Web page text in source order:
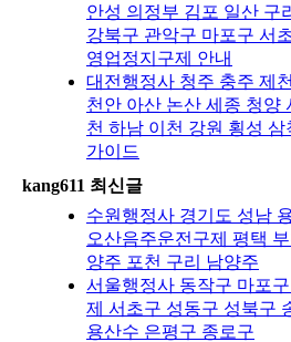
안성 의정부 김포 일산 구
강북구 관악구 마포구 서
영업정지구제 안내
대전행정사 청주 충주 제
천안 아산 논산 세종 청양
천 하남 이천 강원 횡성
가이드
kang611 최신글
수원행정사 경기도 성남
오산음주운전구제 평택
양주 포천 구리 남양주
서울행정사 동작구 마포
제 서초구 성동구 성북구
용산수 은평구 종로구